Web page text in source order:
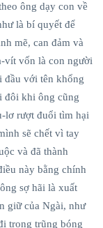
ông dạy con về
là bí quyết để
mẽ, can đảm và
vít vốn là con người
đầu với tên khổng
đôi khi ông cũng
lơ rượt đuổi tìm hại
sẽ chết vì tay
và đã thành
này bằng chính
sợ hãi là xuất
giữ của Ngài, như
trong trũng bóng